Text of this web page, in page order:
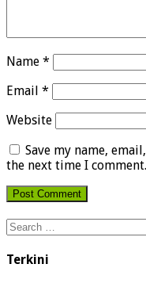
Name *
Email *
Website
Save my name,
the next time I comment.
Search
for:
Terkini